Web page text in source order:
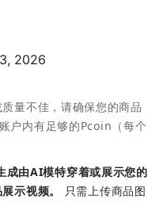
2026
量不佳，请确保您的商品
户内有足够的Pcoin（每个
由AI模特穿着或展示您的
示视频。
只需上传商品图